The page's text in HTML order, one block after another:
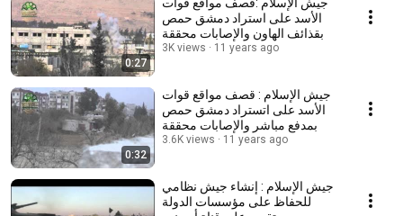
0:27
الأسد على استراد دمشق حمص
بقذائف الهاون والإصابات محققة
3K views 11 years ago
0:32
جيش الإسلام : قصف مواقع قوات
الأسد على اتستراد دمشق حمص
بمدفع مباشر والإصابات محققة
3.6K views 11 years ago
جيش الإسلام : إنشاء جيش نظامي
للحفاظ على مؤسسات الدولة